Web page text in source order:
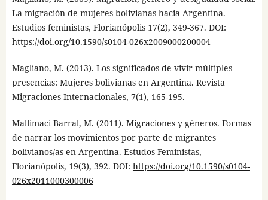
La migración de mujeres bolivianas hacia Argentina.
Estudios feministas, Florianópolis 17(2), 349-367. DOI:
https://doi.org/10.1590/s0104-026x2009000200004
Magliano, M. (2013). Los significados de vivir múltiples
presencias: Mujeres bolivianas en Argentina. Revista
Migraciones Internacionales, 7(1), 165-195.
Mallimaci Barral, M. (2011). Migraciones y géneros. Formas
de narrar los movimientos por parte de migrantes
bolivianos/as en Argentina. Estudos Feministas,
Florianópolis, 19(3), 392. DOI: https://doi.org/10.1590/s0104-
026x2011000300006